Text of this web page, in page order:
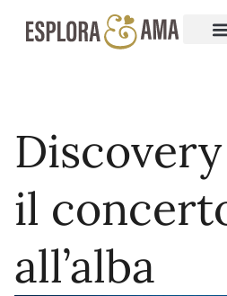
il
all’alba